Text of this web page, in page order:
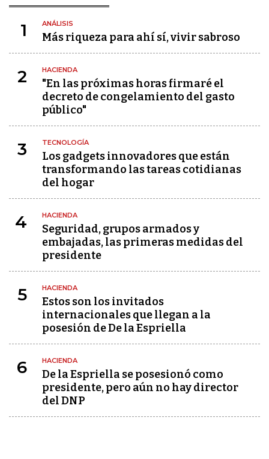
1 ANÁLISIS
Más riqueza para ahí sí, vivir sabroso
2 HACIENDA
"En las próximas horas firmaré el
decreto de congelamiento del gasto
público"
3 TECNOLOGÍA
Los gadgets innovadores que están
transformando las tareas cotidianas
del hogar
4 HACIENDA
Seguridad, grupos armados y
embajadas, las primeras medidas del
presidente
5 HACIENDA
Estos son los invitados
internacionales que llegan a la
posesión de De la Espriella
6 HACIENDA
De la Espriella se posesionó como
presidente, pero aún no hay director
del DNP